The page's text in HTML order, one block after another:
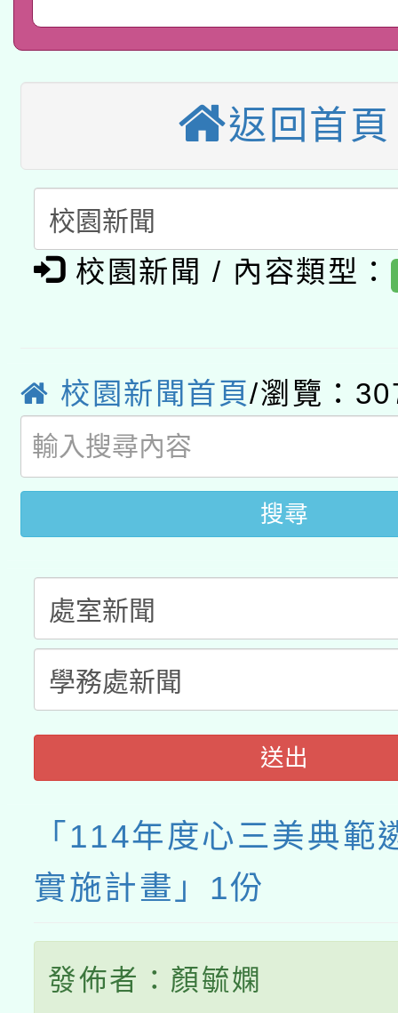
方素養工作坊新北場」
件」活動簡章
年度COVID-19疫苗接
接種對象擴大為「滿6
月28日止
轉知經濟部水利署委託
業技術研究院辦理「
用水績優單位及節水達
動」
115年8月22日(星期六
桃園市孔廟祈福系列
開 智慧啟航」
2026年桃園地景藝術
「2026桃園藝術巡演
關事宜
轉知教育部國民及學前
國立臺灣師範大學辦
業成長研習」實施計畫
函轉國家教育研究院中
族教育國際趨勢與發展
師專業成長研習實施計
方素養工作坊新北場」
族語言臺北學習中心
「族語學習班」招生簡
轉知有關國立成功大學
文教學共融平台-教案
教育部國民及學前教育
年度COVID-19疫苗接
接種之民眾」措施，延
月28日止
返回首頁
校園新聞 / 內容類型：
校園新聞首頁/瀏覽：
搜尋
送出
「114年度心三美典範
實施計畫」1份
發佈者：顏毓嫻